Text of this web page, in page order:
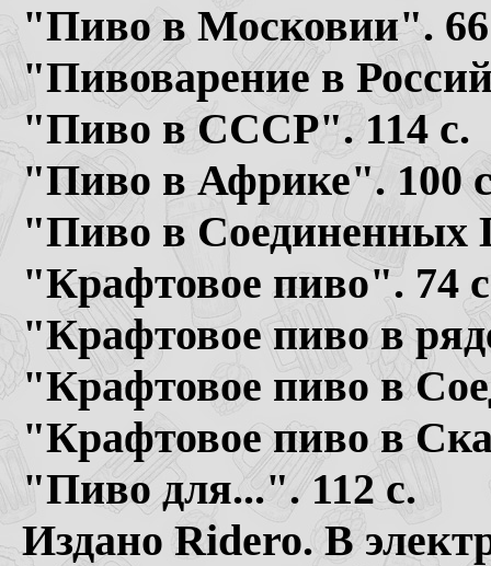
"Пиво в Московии". 66
"Пивоварение в
"Пиво в СССР". 114 с.
"Пиво в Африке". 100
"Пиво в Соединенных
"Крафтовое пиво". 74
"Крафтовое пиво в
"Крафтовое пиво в
"Крафтовое пиво в
"Пиво для...". 112 с.
Издано Ridero. В